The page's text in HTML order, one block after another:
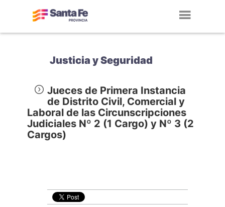
Justicia y Seguridad
Jueces de Primera Instancia
de Distrito Civil, Comercial y
Laboral de las Circunscripciones
Judiciales Nº 2 (1 Cargo) y Nº 3 (2
Cargos)